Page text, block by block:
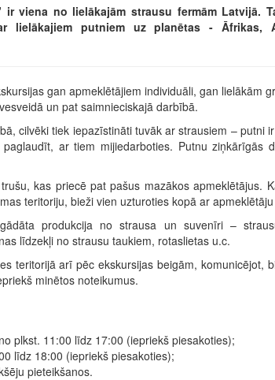
ir viena no lielākajām strausu fermām Latvijā.
lielākajiem putniem uz planētas - Āfrikas,
gan apmeklētājiem individuāli, gan lielākām
un pat saimnieciskajā darbībā.
cilvēki tiek iepazīstināti tuvāk ar strausiem – putni
ar tiem mijiedarboties. Putnu ziņkārīgās
kas priecē pat pašus mazākos apmeklētājus.
teritoriju, bieži vien uzturoties kopā ar
produkcija no strausa un suvenīri –
līdzekļi no strausu taukiem, rotaslietas u.c.
teritorijā arī pēc ekskursijas beigām, komunicējot,
minētos noteikumus.
plkst. 11:00 līdz 17:00 (iepriekš piesakoties);
līdz 18:00 (iepriekš piesakoties);
pieteikšanos.